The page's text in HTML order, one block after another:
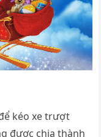
kéo xe trượt
được chia thành